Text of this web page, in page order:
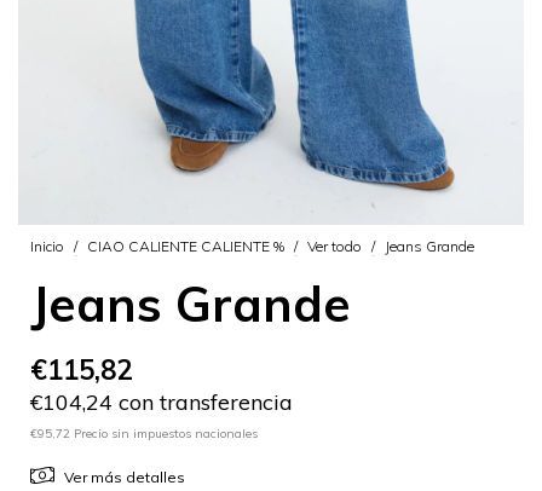
Inicio / CIAO CALIENTE CALIENTE % / Ver todo / Jeans Grande
Jeans Grande
€115,82
€104,24 con transferencia
€95,72 Precio sin impuestos nacionales
Ver más detalles